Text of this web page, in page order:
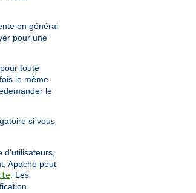
en général
pour une
toute
le même
le
si vous
d'utilisateurs,
Apache peut
. Les